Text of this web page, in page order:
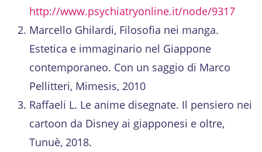
http://www.psychiatryonline.it/node/9317
Marcello Ghilardi, Filosofia nei manga.
Estetica e immaginario nel Giappone
contemporaneo. Con un saggio di Marco
Pellitteri, Mimesis, 2010
Raffaeli L. Le anime disegnate. Il pensiero nei
cartoon da Disney ai giapponesi e oltre,
Tunuè, 2018.